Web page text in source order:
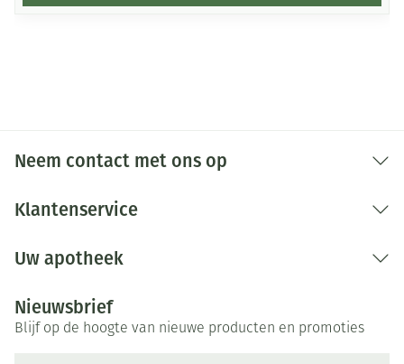
Neem contact met ons op
Klantenservice
Uw apotheek
Nieuwsbrief
Blijf op de hoogte van nieuwe producten en promoties